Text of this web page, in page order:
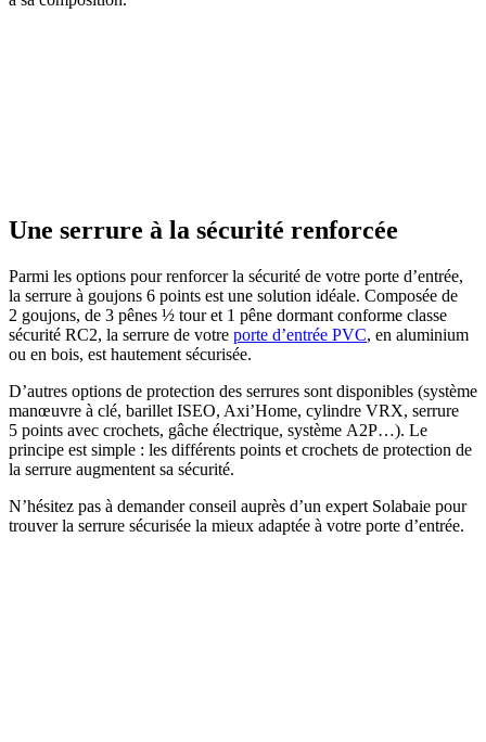
Une serrure à la sécurité renforcée
Parmi les options pour renforcer la sécurité de votre porte d’entrée,
la serrure à goujons 6 points est une solution idéale. Composée de
2 goujons, de 3 pênes ½ tour et 1 pêne dormant conforme classe
sécurité RC2, la serrure de votre porte d’entrée PVC, en aluminium
ou en bois, est hautement sécurisée.
D’autres options de protection des serrures sont disponibles (système
manœuvre à clé, barillet ISEO, Axi’Home, cylindre VRX, serrure
5 points avec crochets, gâche électrique, système A2P…). Le
principe est simple : les différents points et crochets de protection de
la serrure augmentent sa sécurité.
N’hésitez pas à demander conseil auprès d’un expert Solabaie pour
trouver la serrure sécurisée la mieux adaptée à votre porte d’entrée.